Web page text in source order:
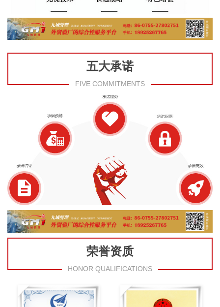
五大承诺
FIVE COMMITMENTS
荣誉资质
HONOR QUALIFICATIONS